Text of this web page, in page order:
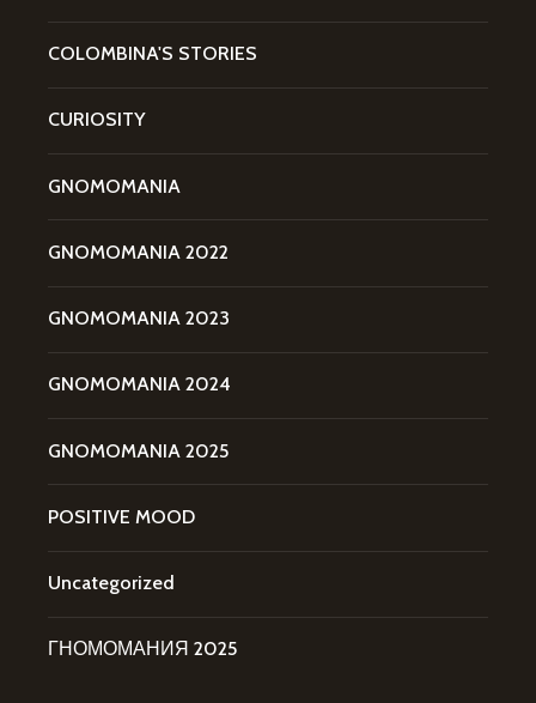
COLOMBINA'S STORIES
CURIOSITY
GNOMOMANIA
GNOMOMANIA 2022
GNOMOMANIA 2023
GNOMOMANIA 2024
GNOMOMANIA 2025
POSITIVE MOOD
Uncategorized
ГНОМОМАНИЯ 2025